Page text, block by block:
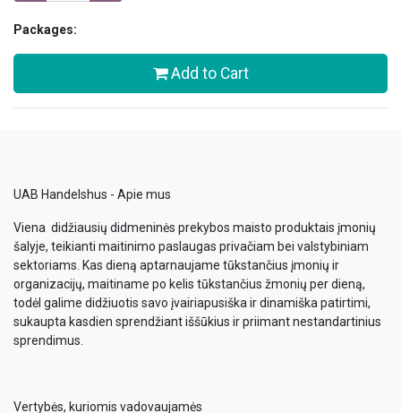
Packages:
Add to Cart
UAB Handelshus - Apie mus
Viena didžiausių didmeninės prekybos maisto produktais įmonių
šalyje, teikianti maitinimo paslaugas privačiam bei valstybiniam
sektoriams. Kas dieną aptarnaujame tūkstančius įmonių ir
organizacijų, maitiname po kelis tūkstančius žmonių per dieną,
todėl galime didžiuotis savo įvairiapusiška ir dinamiška patirtimi,
sukaupta kasdien sprendžiant iššūkius ir priimant nestandartinius
sprendimus.
Vertybės, kuriomis vadovaujamės